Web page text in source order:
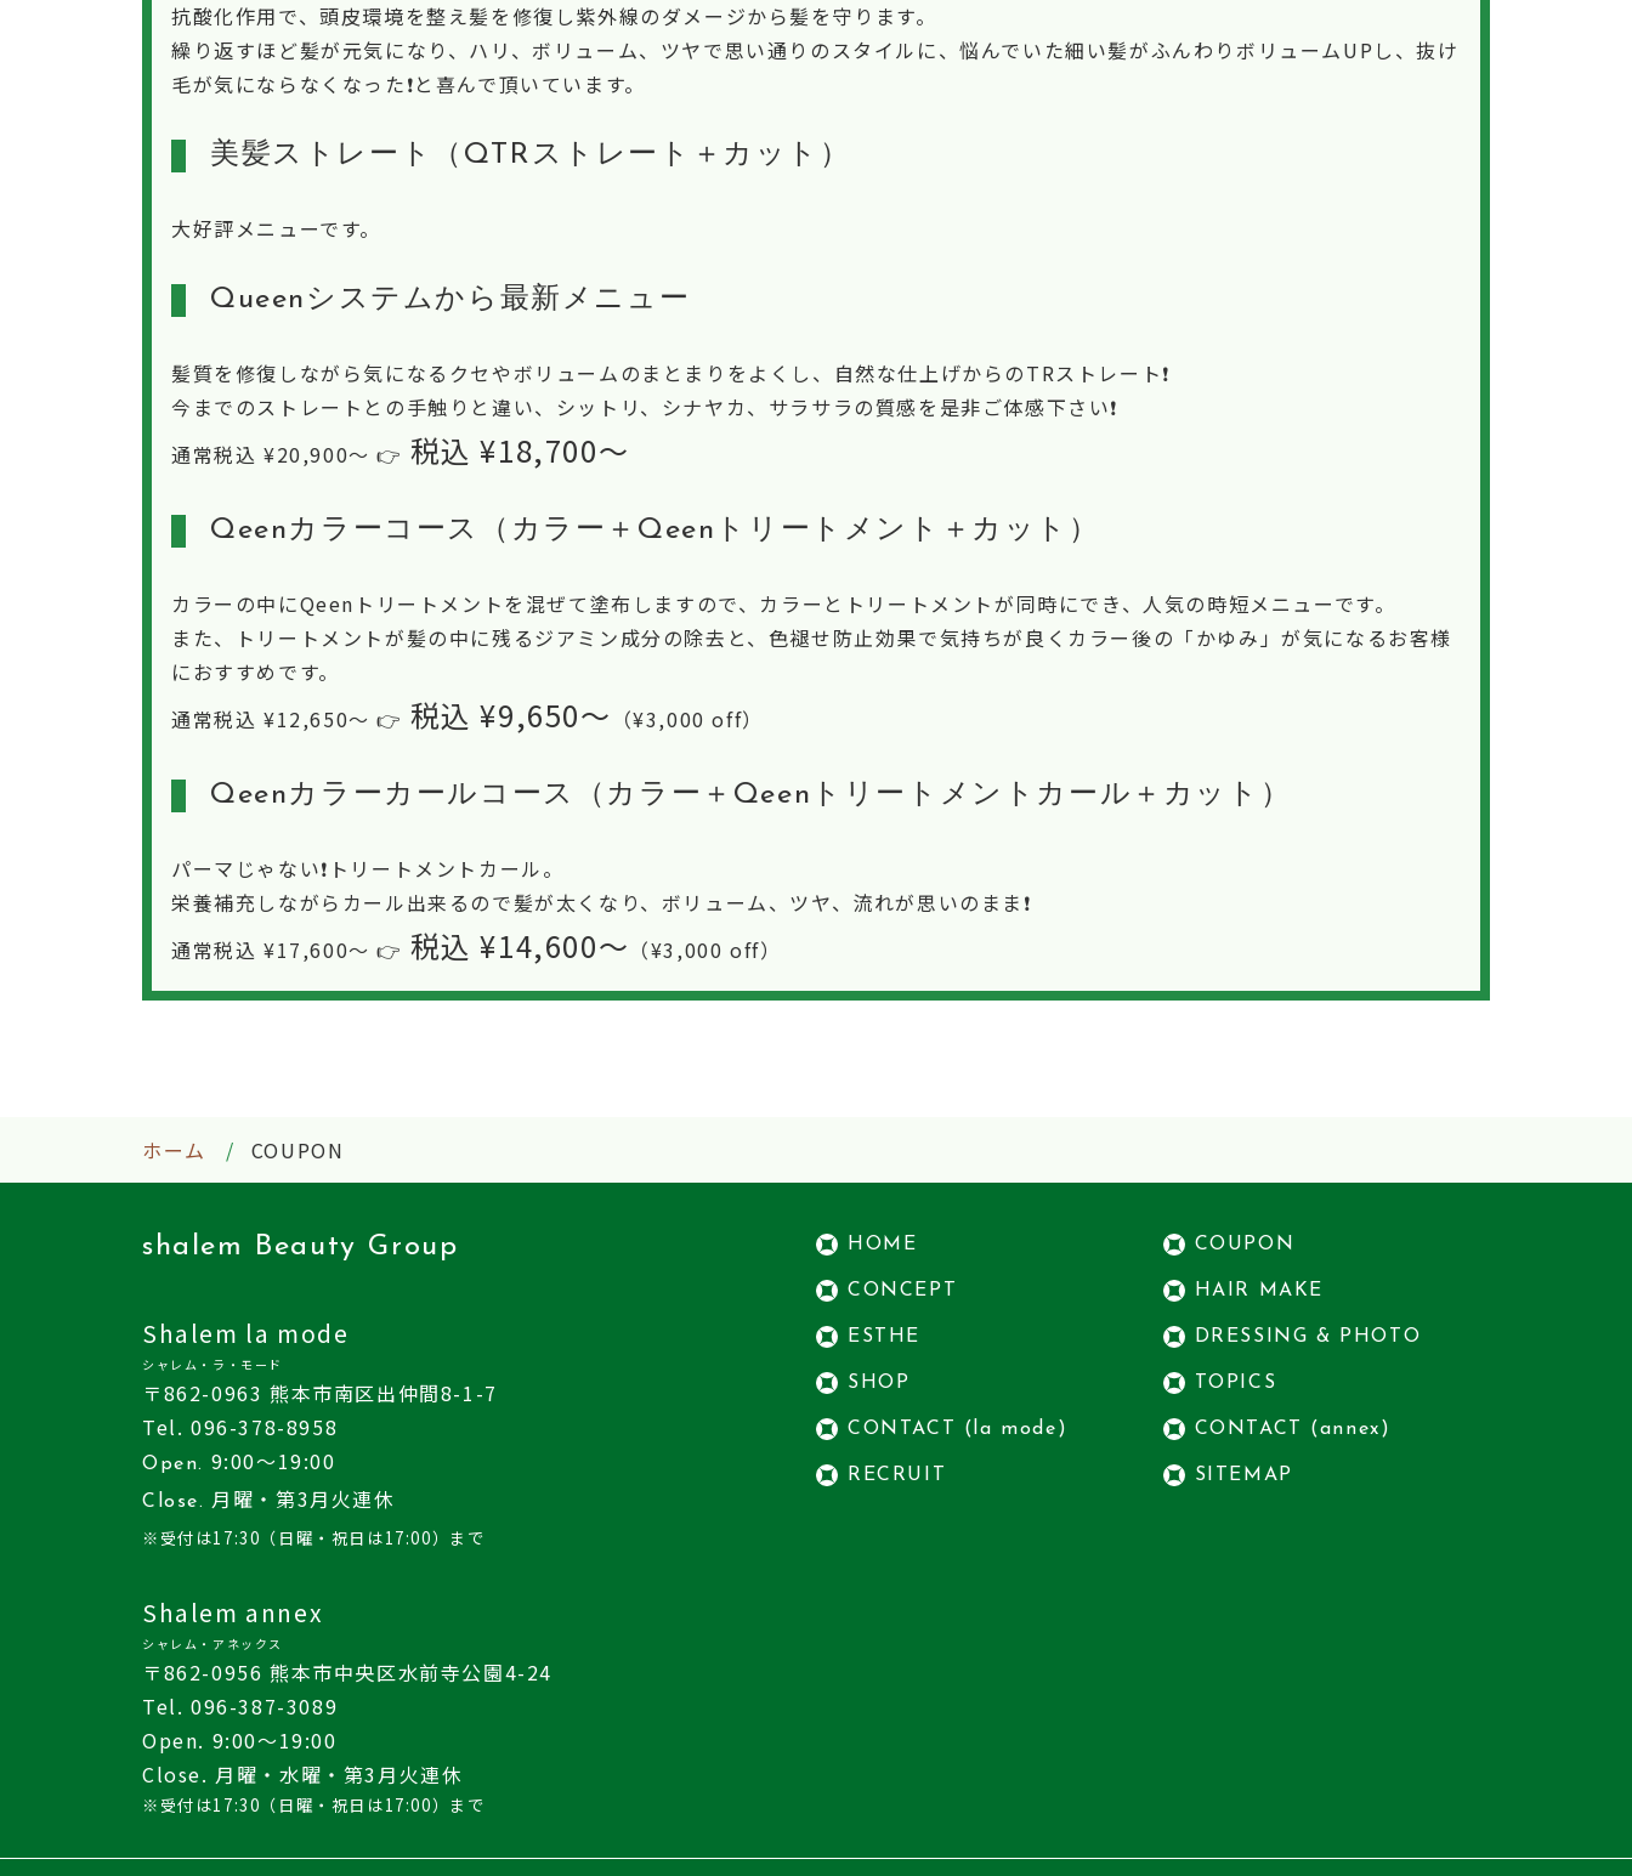
抗酸化作用で、頭皮環境を整え髪を修復し紫外線のダメージから髪を守ります。
繰り返すほど髪が元気になり、ハリ、ボリューム、ツヤで思い通りのスタイルに、悩んでいた細い髪がふんわりボリュームUPし、抜け
毛が気にならなくなった❗️と喜んで頂いています。
美髪ストレート（QTRストレート＋カット）
大好評メニューです。
Queenシステムから最新メニュー
髪質を修復しながら気になるクセやボリュームのまとまりをよくし、自然な仕上げからのTRストレート❗️
今までのストレートとの手触りと違い、シットリ、シナヤカ、サラサラの質感を是非ご体感下さい❗️
通常税込 ¥20,900〜 👉 税込 ¥18,700〜
Qeenカラーコース（カラー＋Qeenトリートメント＋カット）
カラーの中にQeenトリートメントを混ぜて塗布しますので、カラーとトリートメントが同時にでき、人気の時短メニューです。
また、トリートメントが髪の中に残るジアミン成分の除去と、色褪せ防止効果で気持ちが良くカラー後の「かゆみ」が気になるお客様
におすすめです。
通常税込 ¥12,650〜 👉 税込 ¥9,650〜 （¥3,000 off）
Qeenカラーカールコース（カラー＋Qeenトリートメントカール＋カット）
パーマじゃない❗️トリートメントカール。
栄養補充しながらカール出来るので髪が太くなり、ボリューム、ツヤ、流れが思いのまま❗️
通常税込 ¥17,600〜 👉 税込 ¥14,600〜 （¥3,000 off）
ホーム COUPON
shalem Beauty Group
Shalem la mode
シャレム・ラ・モード
〒862-0963 熊本市南区出仲間8-1-7
Tel. 096-378-8958
Open. 9:00〜19:00
Close. 月曜 ・第3月火連休
※受付は17:30 （日曜・祝日は17:00） まで
Shalem annex
シャレム・アネックス
〒862-0956 熊本市中央区水前寺公園4-24
Tel. 096-387-3089
Open. 9:00〜19:00
Close. 月曜・水曜・第3月火連休
※受付は17:30（日曜・祝日は17:00）まで
HOME COUPON
CONCEPT HAIR MAKE
ESTHE DRESSING & PHOTO
SHOP TOPICS
CONTACT (la mode) CONTACT (annex)
RECRUIT SITEMAP